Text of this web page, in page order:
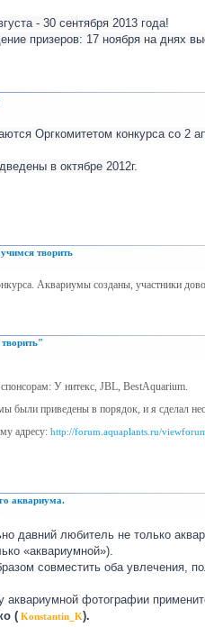
- 30 сентября 2013 года!
призеров: 17 ноября на днях
Оргкомитетом конкурса со 2
в октябре 2012г.
творить
Аквариумы созданы, участники
спонсорам: У нитекс, JBL, BestAquarium.
были приведены в порядок, и я сделал
адресу: http://forum.aquaplants.ru/
аквариума.
давний любитель не только
«аквариумной»).
совместить оба увлечения,
аквариумной фотографии
( Konstantin_K).